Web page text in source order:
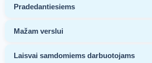
Pradedantiesiems
Mažam verslui
Laisvai samdomiems darbuotojams